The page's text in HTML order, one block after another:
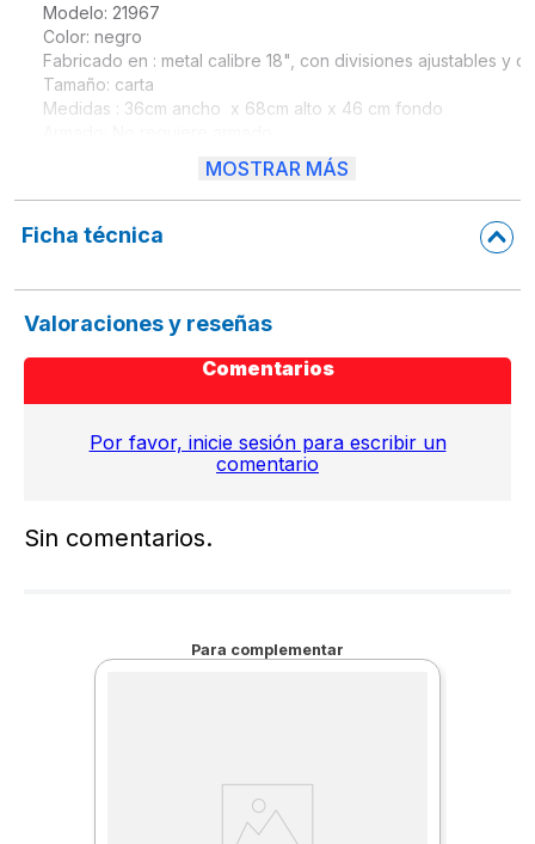
Modelo: 21967
Color: negro
Fabricado en : metal calibre 18", con divisiones ajustables y
Tamaño: carta
Medidas : 36cm ancho  x 68cm alto x 46 cm fondo
PRODUCTO CON RESTRICCIONES DE ENVIO
MOSTRAR MÁS
Ficha técnica
Valoraciones y reseñas
Comentarios
Por favor, inicie sesión para escribir un
comentario
Sin comentarios.
Para complementar